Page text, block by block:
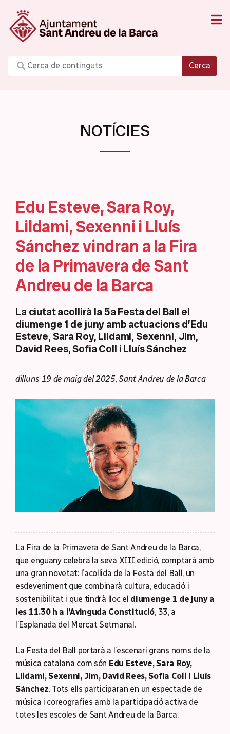
Cerca
NOTÍCIES
Edu Esteve, Sara Roy,
Lildami, Sexenni i Lluís
Sánchez vindran a la Fira
de la Primavera de Sant
Andreu de la Barca
La ciutat acollirà la 5a Festa del Ball el
diumenge 1 de juny amb actuacions d’Edu
Esteve, Sara Roy, Lildami, Sexenni, Jim,
David Rees, Sofia Coll i Lluís Sánchez
dilluns 19 de maig del 2025, Sant Andreu de la Barca
La Fira de la Primavera de Sant Andreu de la Barca,
que enguany celebra la seva XIII edició, comptarà amb
una gran novetat: l’acollida de la Festa del Ball, un
esdeveniment que combinarà cultura, educació i
sostenibilitat i que tindrà lloc el diumenge 1 de juny a
les 11.30 h a l’Avinguda Constitució, 33, a
l’Esplanada del Mercat Setmanal.
La Festa del Ball portarà a l’escenari grans noms de la
música catalana com són Edu Esteve, Sara Roy,
Lildami, Sexenni, Jim, David Rees, Sofia Coll i Lluís
Sánchez. Tots ells participaran en un espectacle de
música i coreografies amb la participació activa de
totes les escoles de Sant Andreu de la Barca.